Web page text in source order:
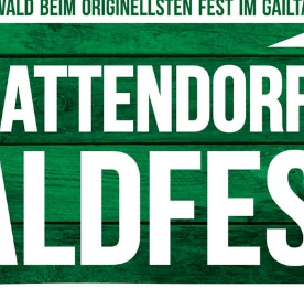
seiner Zelle der Justizanstalt Klagenfurt
Ermittlungen übernommen. Der Mann
einleitete und er
aus
an eine externe Behörde übergeben.
„profil“ wird ein